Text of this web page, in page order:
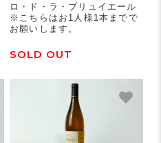
ロ・ド・ラ・ブリュイエール
※こちらはお1人様1本までで
お願いします。
SOLD OUT